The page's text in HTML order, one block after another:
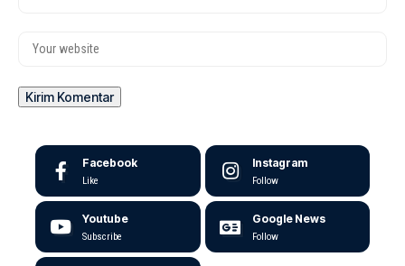
Facebook
Like
Instagram
Follow
Youtube
Subscribe
Google News
Follow